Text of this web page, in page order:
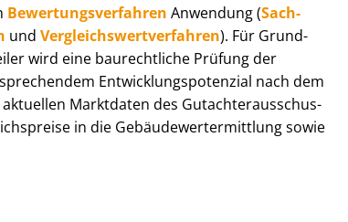
Be­wer­tungs­ver­fah­ren Anwendung (Sach­
und Ver­gleichs­wert­ver­fah­ren). Für Grund­
wird eine baurechtliche Prüfung der
Ent­wick­lungs­po­ten­zi­al nach dem
Marktdaten des Gut­ach­ter­aus­schus­
in die Ge­bäu­de­wert­ermitt­lung sowie